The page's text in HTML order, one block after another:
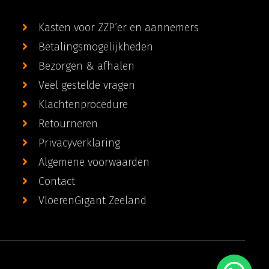
Kasten voor ZZP’er en aannemers
Betalingsmogelijkheden
Bezorgen & afhalen
Veel gestelde vragen
Klachtenprocedure
Retourneren
Privacyverklaring
Algemene voorwaarden
Contact
VloerenGigant Zeeland